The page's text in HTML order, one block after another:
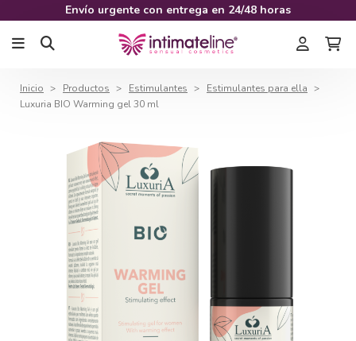
Envío urgente con entrega en 24/48 horas
Inicio Productos Estimulantes
Estimulantes para ella
Luxuria BIO Warming gel 30 ml